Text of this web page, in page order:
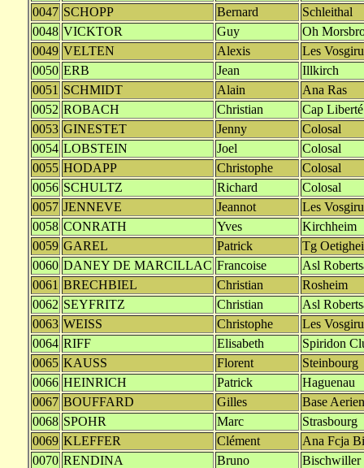
0047 SCHOPP Bernard
Schleithal
0048 VICKTOR Guy
Oh
0049 VELTEN Alexis
Les
0050 ERB Jean
Illkirch
0051 SCHMIDT Alain
Ana Ras
0052 ROBACH Christian
Cap
0053 GINESTET Jenny
Colosal
0054 LOBSTEIN Joel
Colosal
0055 HODAPP Christophe
Colosal
0056 SCHULTZ Richard
Colosal
0057 JENNEVE Jeannot
Les
0058 CONRATH Yves
Kirchheim
0059 GAREL Patrick
Tg
0060 DANEY DE MARCILLAC Francoise
Asl
0061 BRECHBIEL Christian
Rosheim
0062 SEYFRITZ Christian
Asl
0063 WEISS Christophe
Les
0064 RIFF Elisabeth
Spiridon
0065 KAUSS Florent
Steinbourg
0066 HEINRICH Patrick
Haguenau
0067 BOUFFARD Gilles
Base
0068 SPOHR Marc
Strasbourg
0069 KLEFFER Clément
Ana Fcja
0070 RENDINA Bruno
Bischwiller